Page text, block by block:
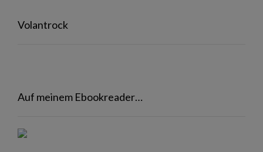
Volantrock
Auf meinem Ebookreader…